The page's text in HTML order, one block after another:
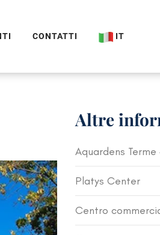
CONTATTI IT
Altre
Aquardens Terme
Platys Center
Centro